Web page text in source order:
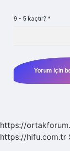
9 - 5 kaçtır? *
https://
https://hifu.com.tr